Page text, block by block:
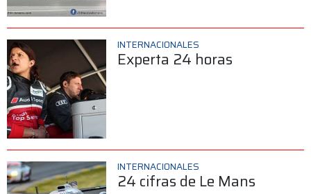
INTERNACIONALES
Experta 24 horas
INTERNACIONALES
24 cifras de Le Mans